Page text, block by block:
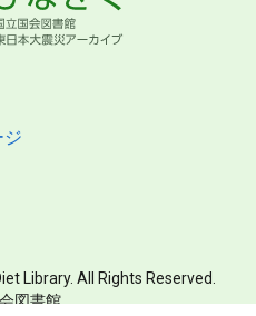
Library. All Rights Reserved.